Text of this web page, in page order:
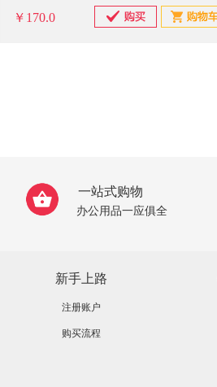
￥170.0
一站式购物
办公用品一应俱全
新手上路
注册账户
购买流程